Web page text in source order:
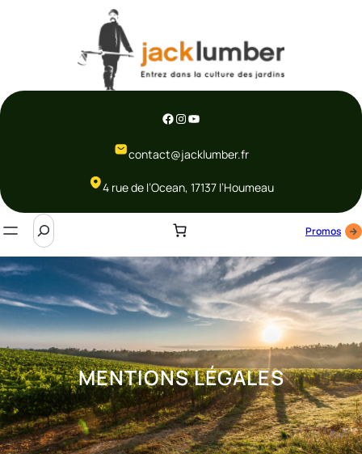
Facebook InstagramYouTube
contact@jacklumber.fr
4 rue de l’Ocean, 17137 l’Houmeau
S
e
a
c
h
Promos
MENTIONS LÉGALES